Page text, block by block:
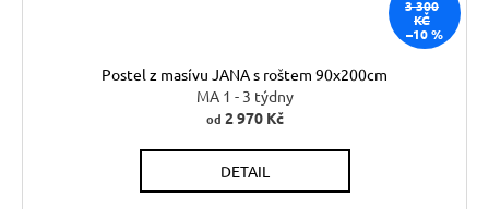
3 300
KČ
–10 %
Postel z masívu JANA s roštem 90x200cm
MA 1 - 3 týdny
od 2 970 Kč
DETAIL